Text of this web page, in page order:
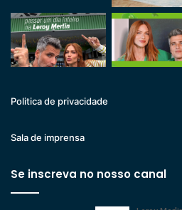
Politica de privacidade
Sala de imprensa
Se inscreva no nosso canal